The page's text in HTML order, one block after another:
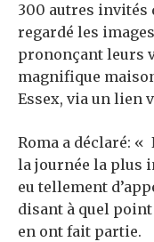
300 autres invités
regardé les
prononçant leurs
magnifique
Essex, via un lien
Roma a déclaré: «
la journée la plus
eu tellement
disant à quel
en ont fait partie.